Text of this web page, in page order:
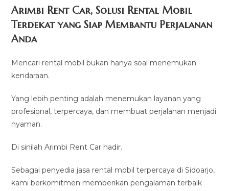
Arimbi Rent Car, Solusi Rental Mobil
Terdekat yang Siap Membantu Perjalanan
Anda
Mencari rental mobil bukan hanya soal menemukan
kendaraan.
Yang lebih penting adalah menemukan layanan yang
profesional, terpercaya, dan membuat perjalanan menjadi
nyaman.
Di sinilah Arimbi Rent Car hadir.
Sebagai penyedia jasa rental mobil terpercaya di Sidoarjo,
kami berkomitmen memberikan pengalaman terbaik